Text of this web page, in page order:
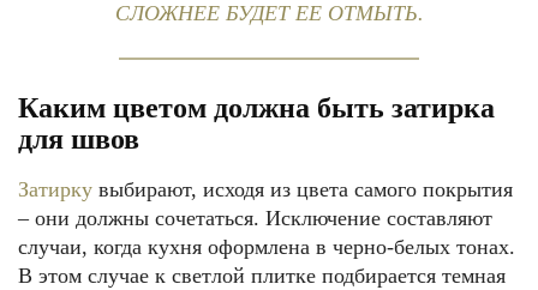
СЛОЖНЕЕ БУДЕТ ЕЕ ОТМЫТЬ.
Каким цветом должна быть затирка
для швов
Затирку выбирают, исходя из цвета самого покрытия
– они должны сочетаться. Исключение составляют
случаи, когда кухня оформлена в черно-белых тонах.
В этом случае к светлой плитке подбирается темная